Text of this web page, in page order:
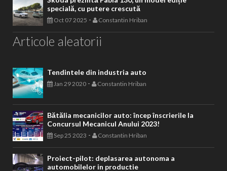
specială, cu putere crescută
Oct 07 2025 - Constantin Hriban
Articole aleatorii
Tendintele din industria auto
Jan 29 2020 - Constantin Hriban
Bătălia mecanicilor auto: încep înscrierile la
Concursul Mecanicul Anului 2023!
Sep 25 2023 - Constantin Hriban
Proiect-pilot: deplasarea autonoma a
automobilelor in productie